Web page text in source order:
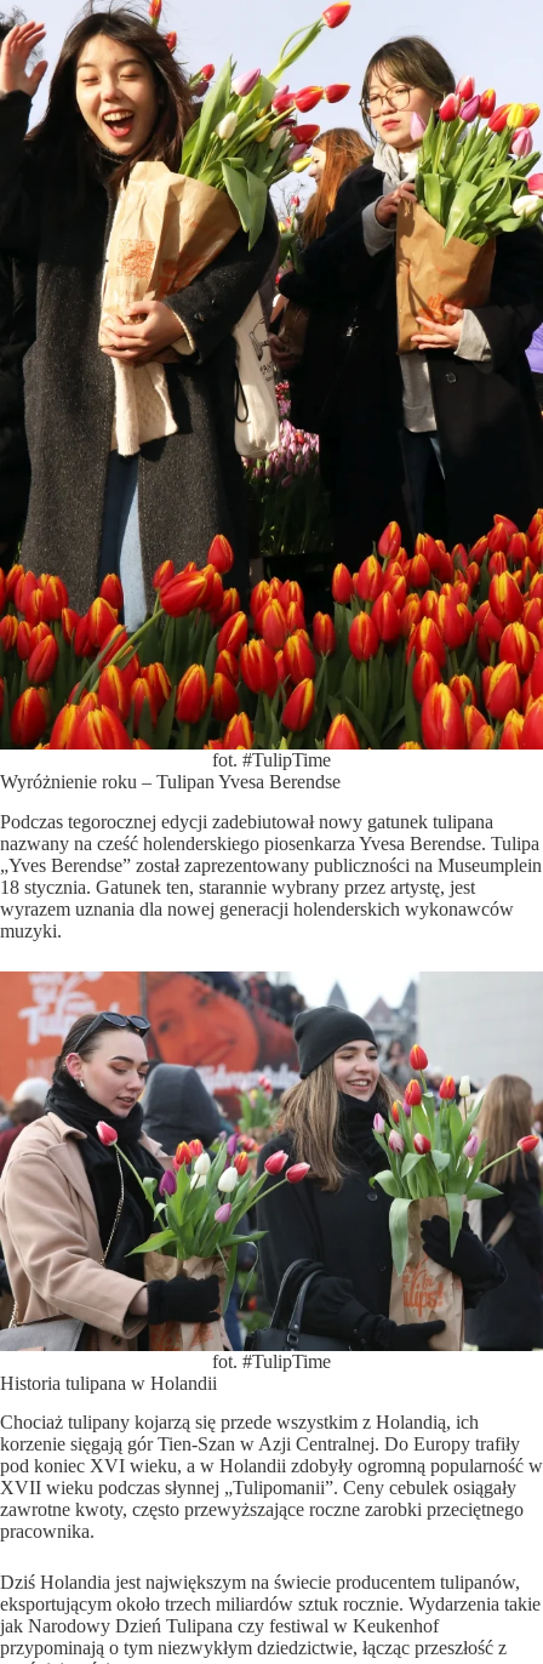
fot. #TulipTime
Wyróżnienie roku – Tulipan Yvesa Berendse
Podczas tegorocznej edycji zadebiutował nowy gatunek tulipana
nazwany na cześć holenderskiego piosenkarza Yvesa Berendse. Tulipa
„Yves Berendse” został zaprezentowany publiczności na Museumplein
18 stycznia. Gatunek ten, starannie wybrany przez artystę, jest
wyrazem uznania dla nowej generacji holenderskich wykonawców
muzyki.
fot. #TulipTime
Historia tulipana w Holandii
Chociaż tulipany kojarzą się przede wszystkim z Holandią, ich
korzenie sięgają gór Tien-Szan w Azji Centralnej. Do Europy trafiły
pod koniec XVI wieku, a w Holandii zdobyły ogromną popularność w
XVII wieku podczas słynnej „Tulipomanii”. Ceny cebulek osiągały
zawrotne kwoty, często przewyższające roczne zarobki przeciętnego
pracownika.
Dziś Holandia jest największym na świecie producentem tulipanów,
eksportującym około trzech miliardów sztuk rocznie. Wydarzenia takie
jak Narodowy Dzień Tulipana czy festiwal w Keukenhof
przypominają o tym niezwykłym dziedzictwie, łącząc przeszłość z